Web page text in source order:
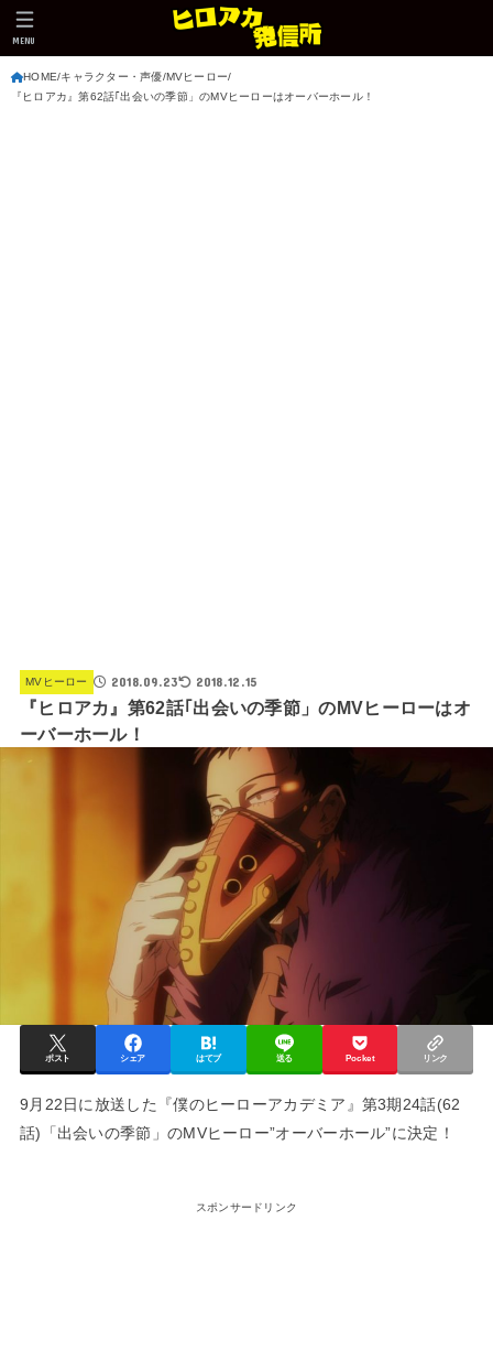
MENU
HOME キャラクター・声優 MVヒーロー
『ヒロアカ』第62話｢出会いの季節」のMVヒーローはオーバーホール！
MVヒーロー 2018.09.23 2018.12.15
『ヒロアカ』第62話｢出会いの季節」のMVヒーローはオ
ーバーホール！
ポスト シェア はてブ 送る Pocket リンク
9月22日に放送した『僕のヒーローアカデミア』第3期24話(62
話)「出会いの季節」のMVヒーロー”オーバーホール”に決定！
スポンサードリンク